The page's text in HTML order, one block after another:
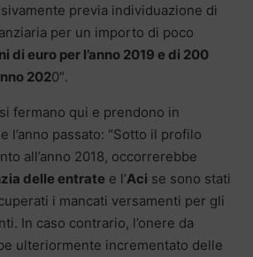
previa individuazione di
per un importo di poco
di euro per l’anno 2019 e di 200
2020″.
fermano qui e prendono in
l’anno passato: “Sotto il profilo
all’anno 2018, occorrerebbe
delle entrate e l’Aci se sono stati
i mancati versamenti per gli
In caso contrario, l’onere da
ulteriormente incrementato delle